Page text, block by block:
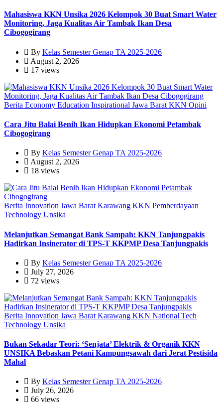
Mahasiswa KKN Unsika 2026 Kelompok 30 Buat Smart Water
Monitoring, Jaga Kualitas Air Tambak Ikan Desa
Cibogogirang
By Kelas Semester Genap TA 2025-2026
August 2, 2026
17 views
Berita Economy Education Inspirational Jawa Barat KKN Opini
Cara Jitu Balai Benih Ikan Hidupkan Ekonomi Petambak
Cibogogirang
By Kelas Semester Genap TA 2025-2026
August 2, 2026
18 views
Berita Innovation Jawa Barat Karawang KKN Pemberdayaan
Technology Unsika
Melanjutkan Semangat Bank Sampah: KKN Tanjungpakis
Hadirkan Insinerator di TPS-T KKPMP Desa Tanjungpakis
By Kelas Semester Genap TA 2025-2026
July 27, 2026
72 views
Berita Innovation Jawa Barat Karawang KKN National Tech
Technology Unsika
Bukan Sekadar Teori: ‘Senjata’ Elektrik & Organik KKN
UNSIKA Bebaskan Petani Kampungsawah dari Jerat Pestisida
Mahal
By Kelas Semester Genap TA 2025-2026
July 26, 2026
66 views